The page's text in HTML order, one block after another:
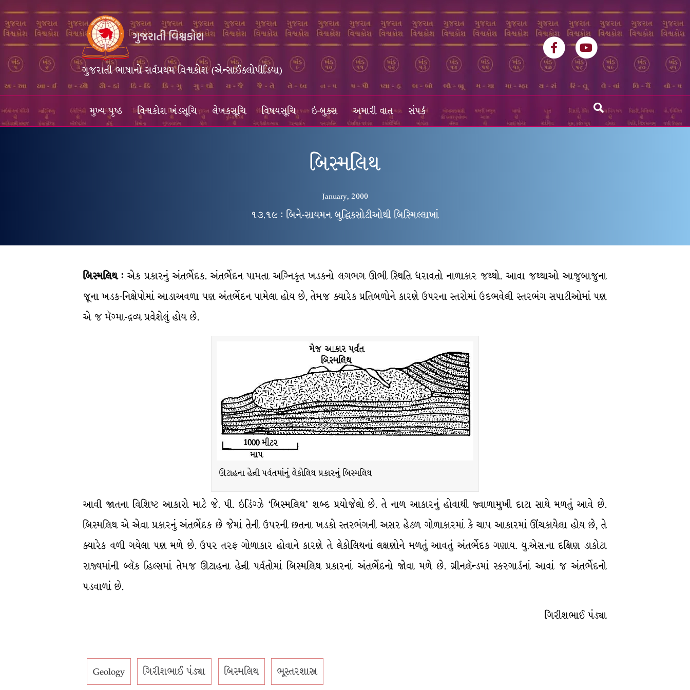
ગુજરાતી ભાષાનો સર્વપ્રથમ વિશ્વકોશ (એન્સાઈક્લોપીડિયા)
FacebookYoutube
મુખ્ય પૃષ્ઠ વિશ્વકોશ ખંડસૂચિ લેખકસૂચિ વિષયસૂચિ ઇ-બુક્સ અમારી વાત સંપર્ક
બિસ્મલિથ
January, 2000
૧૩.૧૯ : બિને-સાયમન બુદ્ધિકસોટીઓથી બિસ્મિલ્લાખાં
બિસ્મલિથ : એક પ્રકારનું અંતર્ભેદક. અંતર્ભેદન પામતા અગ્નિકૃત ખડકનો લગભગ ઊભી સ્થિતિ ધરાવતો નાળાકાર જથ્થો. આવા જથ્થાઓ આજુબાજુના
જૂના ખડક-નિક્ષેપોમાં આડાઅવળા પણ અંતર્ભેદન પામેલા હોય છે, તેમજ ક્યારેક પ્રતિબળોને કારણે ઉપરના સ્તરોમાં ઉદભવેલી સ્તરભંગ સપાટીઓમાં પણ
એ જ મૅગ્મા-દ્રવ્ય પ્રવેશેલું હોય છે.
ઊટાહના હેન્રી પર્વતમાંનું લેકોલિથ પ્રકારનું બિસ્મલિથ
આવી જાતના વિશિષ્ટ આકારો માટે જે. પી. ઇડિંગ્ઝે ‘બિસ્મલિથ’ શબ્દ પ્રયોજેલો છે. તે નાળ આકારનું હોવાથી જ્વાળામુખી દાટા સાથે મળતું આવે છે.
બિસ્મલિથ એ એવા પ્રકારનું અંતર્ભેદક છે જેમાં તેની ઉપરની છતના ખડકો સ્તરભંગની અસર હેઠળ ગોળાકારમાં કે ચાપ આકારમાં ઊંચકાયેલા હોય છે, તે
ક્યારેક વળી ગયેલા પણ મળે છે. ઉપર તરફ ગોળાકાર હોવાને કારણે તે લેકોલિથનાં લક્ષણોને મળતું આવતું અંતર્ભેદક ગણાય. યુ.એસ.ના દક્ષિણ ડાકોટા
રાજ્યમાંની બ્લૅક હિલ્સમાં તેમજ ઊટાહના હેન્રી પર્વતોમાં બિસ્મલિથ પ્રકારનાં અંતર્ભેદનો જોવા મળે છે. ગ્રીનલૅન્ડમાં સ્કરગાર્ડનાં આવાં જ અંતર્ભેદનો
પડવાળાં છે.
ગિરીશભાઈ પંડ્યા
Geology ગિરીશભાઈ પંડ્યા બિસ્મલિથ ભૂસ્તરશાસ્ત્ર